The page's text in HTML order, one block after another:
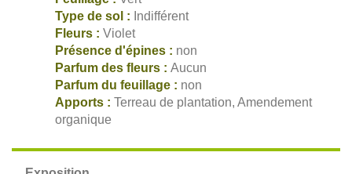
Type de sol : Indifférent
Fleurs : Violet
Présence d'épines : non
Parfum des fleurs : Aucun
Parfum du feuillage : non
Apports : Terreau de plantation, Amendement
organique